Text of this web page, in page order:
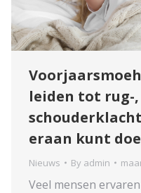
leiden tot rug-,
eraan kunt
Nieuws By admin
Veel mensen